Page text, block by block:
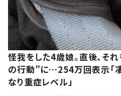
怪我をした4歳娘。直後、そ
の行動”に…254万回表示「凄
なり重症レベル」